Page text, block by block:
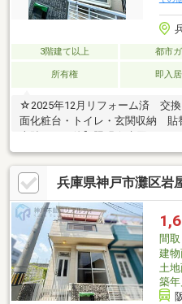
3階建て以上 都市
所有権 即入
☆2025年12月リフォーム済 交換
面化粧台・トイレ・玄関収納 貼
全室 2面採光 陽当り・通風良
空間☆南向きバルコニー☆阪
Market satake 徒歩11分◇ロー
浜小学校 徒歩8分◇神戸市立原
ローンも可能▼～住宅ローン無料
等、あらゆる銀行に精通した
いただきます。
兵庫県神戸市灘区岩
間取
建
土
築年